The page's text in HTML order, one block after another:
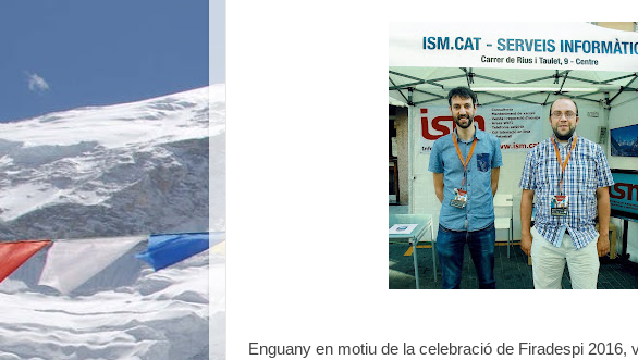
Enguany en motiu de la celebració de Firadespi 2016,